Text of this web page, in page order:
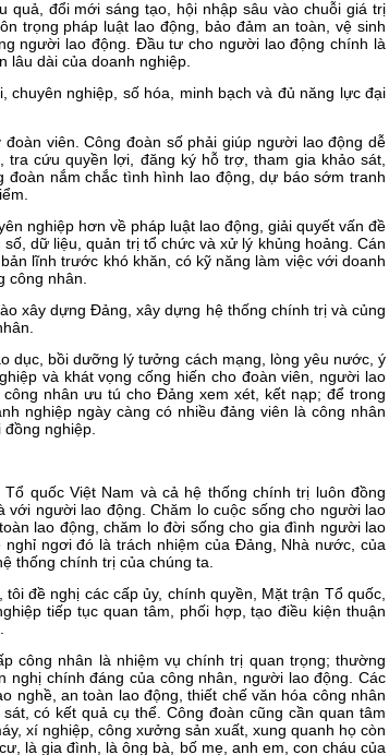
quả, đổi mới sáng tạo, hội nhập sâu vào chuỗi giá trị
trọng pháp luật lao động, bảo đảm an toàn, vệ sinh
người lao động. Đầu tư cho người lao động chính là
lâu dài của doanh nghiệp.
chuyên nghiệp, số hóa, minh bạch và đủ năng lực đại
viên. Công đoàn số phải giúp người lao động dễ
cứu quyền lợi, đăng ký hỗ trợ, tham gia khảo sát,
nắm chắc tình hình lao động, dự báo sớm tranh
nghiệp hơn về pháp luật lao động, giải quyết vấn đề
dữ liệu, quản trị tổ chức và xử lý khủng hoảng. Cán
lĩnh trước khó khăn, có kỹ năng làm việc với doanh
công nhân.
xây dựng Đảng, xây dựng hệ thống chính trị và củng
dục, bồi dưỡng lý tưởng cách mạng, lòng yêu nước, ý
và khát vọng cống hiến cho đoàn viên, người lao
nhân ưu tú cho Đảng xem xét, kết nạp; để trong
nghiệp ngày càng có nhiều đảng viên là công nhân
nghiệp.
quốc Việt Nam và cả hệ thống chính trị luôn đồng
với người lao động. Chăm lo cuộc sống cho người lao
lao động, chăm lo đời sống cho gia đình người lao
ngơi đó là trách nhiệm của Đảng, Nhà nước, của
thống chính trị của chúng ta.
đề nghị các cấp ủy, chính quyền, Mặt trận Tổ quốc,
tiếp tục quan tâm, phối hợp, tạo điều kiện thuận
công nhân là nhiệm vụ chính trị quan trọng; thường
nghị chính đáng của công nhân, người lao động. Các
nghề, an toàn lao động, thiết chế văn hóa công nhân
có kết quả cụ thể. Công đoàn cũng cần quan tâm
xí nghiệp, công xưởng sản xuất, xung quanh họ còn
là gia đình, là ông bà, bố mẹ, anh em, con cháu của